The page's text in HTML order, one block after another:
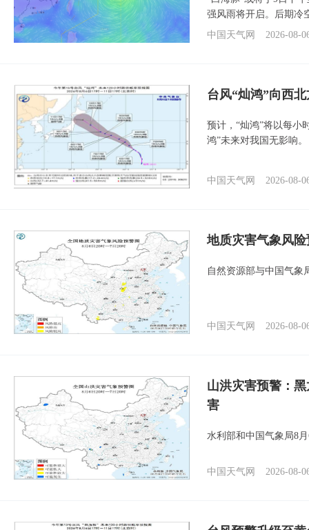
强风雨将开启。后期冷
中国天气网
2026-08-
台风“灿鸿”向西
预计，“灿鸿”将以每小
鸿”未来对我国无影响。
中国天气网 2026-08-
地质灾害气象风
自然资源部与中国气象
中国天气网 2026-08-
山洪灾害预警：
害
水利部和中国气象局8
中国天气网 2026-08-